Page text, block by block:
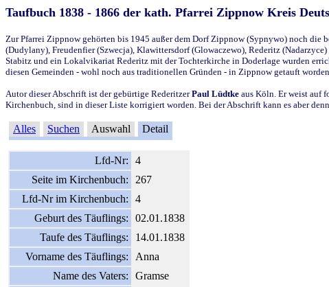
Taufbuch 1838 - 1866 der kath. Pfarrei Zippnow Kreis
Zur Pfarrei Zippnow gehörten bis 1945 außer dem Dorf Zippnow (Sypnywo) noch
(Dudylany), Freudenfier (Szwecja), Klawittersdorf (Glowaczewo), Rederitz
Stabitz und ein Lokalvikariat Rederitz mit der Tochterkirche in Doderlage wurden
diesen Gemeinden - wohl noch aus traditionellen Gründen - in Zippnow getauft worden.
Autor dieser Abschrift ist der gebürtige RederitzerPaul Lüdtke aus Köln. Er weist auf
Kirchenbuch, sind in dieser Liste korrigiert worden. Bei der Abschrift kann es aber
Alles Suchen Auswahl Detail
Lfd-Nr:
4
Seite im Kirchenbuch:
267
Lfd-Nr im Kirchenbuch:
4
Geburt des Täuflings:
02.01.1838
Taufe des Täuflings:
14.01.1838
Vorname des Täuflings:
Anna
Name des Vaters:
Gramse